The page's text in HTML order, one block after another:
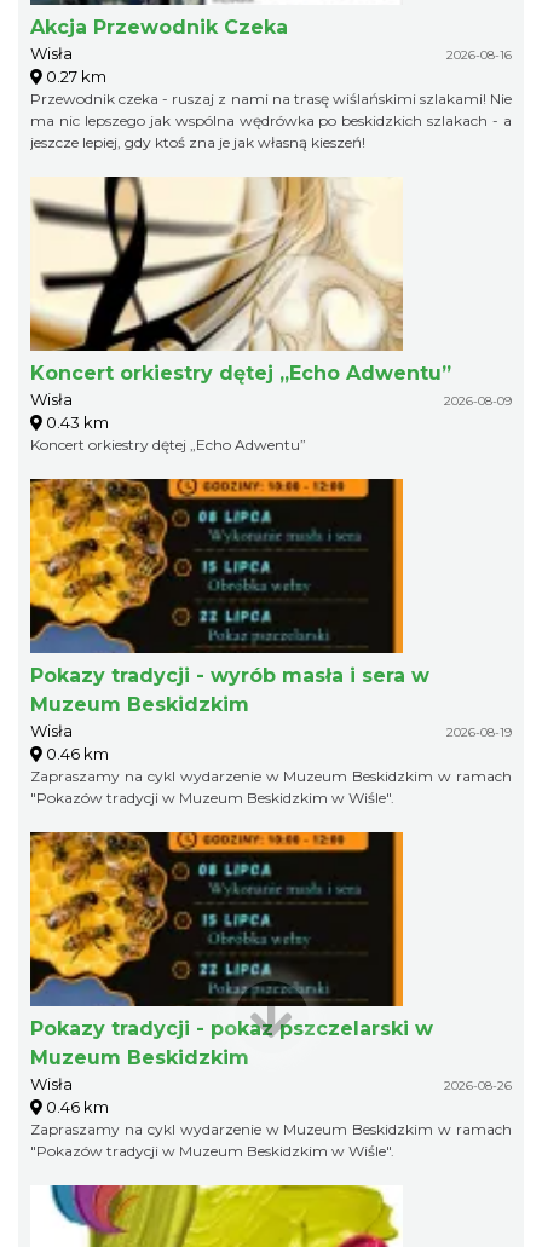
Akcja Przewodnik Czeka
Wisła 2026-08-16
0.27 km
Przewodnik czeka - ruszaj z nami na trasę wiślańskimi szlakami! Nie
ma nic lepszego jak wspólna wędrówka po beskidzkich szlakach - a
jeszcze lepiej, gdy ktoś zna je jak własną kieszeń!
Koncert orkiestry dętej „Echo Adwentu”
Wisła 2026-08-09
0.43 km
Koncert orkiestry dętej „Echo Adwentu”
Pokazy tradycji - wyrób masła i sera w
Muzeum Beskidzkim
Wisła 2026-08-19
0.46 km
Zapraszamy na cykl wydarzenie w Muzeum Beskidzkim w ramach
"Pokazów tradycji w Muzeum Beskidzkim w Wiśle".
Pokazy tradycji - pokaz pszczelarski w
Muzeum Beskidzkim
Wisła 2026-08-26
0.46 km
Zapraszamy na cykl wydarzenie w Muzeum Beskidzkim w ramach
"Pokazów tradycji w Muzeum Beskidzkim w Wiśle".